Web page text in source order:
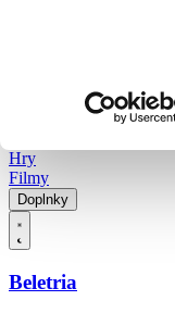
Hry
Filmy
Doplnky
Beletria